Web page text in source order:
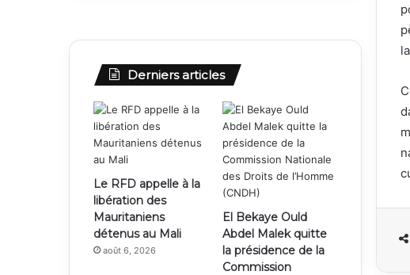
Derniers articles
Le RFD appelle à la
libération des
Mauritaniens
détenus au Mali
août 6, 2026
El Bekaye Ould
Abdel Malek quitte
la présidence de la
Commission